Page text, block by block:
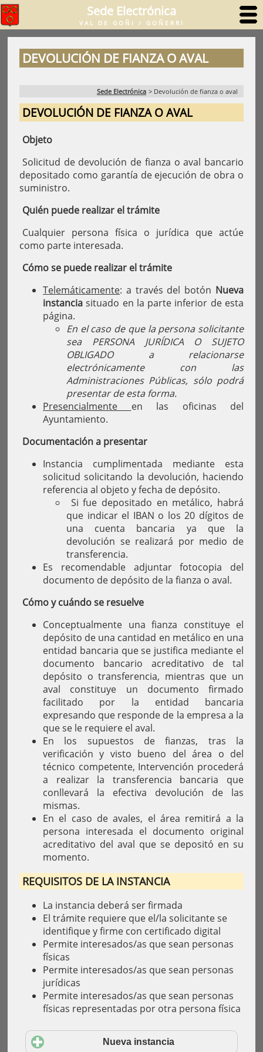
Sede Electrónica
VAL DE GOÑI / GOÑERRI
DEVOLUCIÓN DE FIANZA O AVAL
Sede Electrónica > Devolución de fianza o aval
DEVOLUCIÓN DE FIANZA O AVAL
Objeto
Solicitud de devolución de fianza o aval bancario
depositado como garantía de ejecución de obra o
suministro.
Quién puede realizar el trámite
Cualquier persona física o jurídica que actúe
como parte interesada.
Cómo se puede realizar el trámite
Telemáticamente: a través del botón Nueva
instancia situado en la parte inferior de esta
página.
En el caso de que la persona solicitante
sea PERSONA JURÍDICA O SUJETO
OBLIGADO a relacionarse
electrónicamente con las
Administraciones Públicas, sólo podrá
presentar de esta forma.
Presencialmente en las oficinas del
Ayuntamiento.
Documentación a presentar
Instancia cumplimentada mediante esta
solicitud solicitando la devolución, haciendo
referencia al objeto y fecha de depósito.
Si fue depositado en metálico, habrá
que indicar el IBAN o los 20 dígitos de
una cuenta bancaria ya que la
devolución se realizará por medio de
transferencia.
Es recomendable adjuntar fotocopia del
documento de depósito de la fianza o aval.
Cómo y cuándo se resuelve
Conceptualmente una fianza constituye el
depósito de una cantidad en metálico en una
entidad bancaria que se justifica mediante el
documento bancario acreditativo de tal
depósito o transferencia, mientras que un
aval constituye un documento firmado
facilitado por la entidad bancaria
expresando que responde de la empresa a la
que se le requiere el aval.
En los supuestos de fianzas, tras la
verificación y visto bueno del área o del
técnico competente, Intervención procederá
a realizar la transferencia bancaria que
conllevará la efectiva devolución de las
mismas.
En el caso de avales, el área remitirá a la
persona interesada el documento original
acreditativo del aval que se depositó en su
momento.
REQUISITOS DE LA INSTANCIA
La instancia deberá ser firmada
El trámite requiere que el/la solicitante se
identifique y firme con certificado digital
Permite interesados/as que sean personas
físicas
Permite interesados/as que sean personas
jurídicas
Permite interesados/as que sean personas
físicas representadas por otra persona física
Nueva instancia